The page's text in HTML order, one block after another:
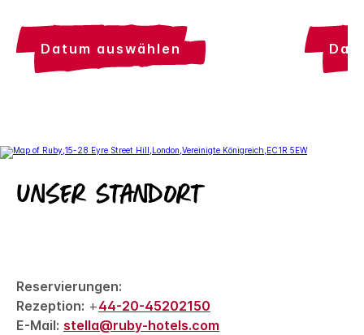
datum auswählen
Unser Standort
Reservierungen:
Rezeption: +44-20-45202150
E-Mail: stella@ruby-hotels.com